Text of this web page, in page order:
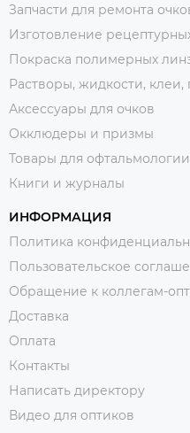
Запчасти для ремонта
Изготовление
Покраска полимерных
Растворы, жидкости, клеи,
Аксессуары для очков
Окклюдеры и призмы
Товары для офтальмологии
Книги и журналы
ИНФОРМАЦИЯ
Политика
Пользовательское
Обращение к коллегам-
Доставка
Оплата
Контакты
Написать директору
Видео для оптиков